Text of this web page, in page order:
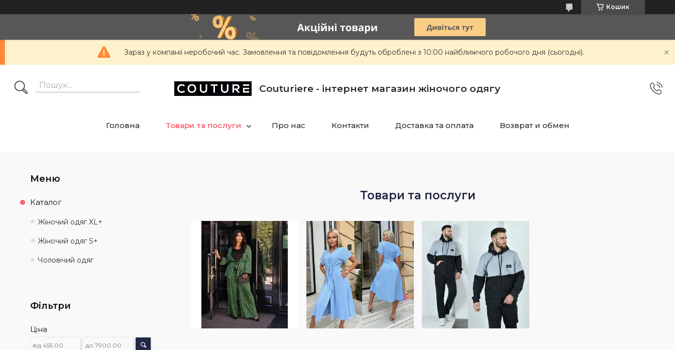
Кошик
Зараз у компанії неробочий час. Замовлення та повідомлення будуть оброблені з 10:00 найближчого робочого дня (сьогодні).
Сouturiere - інтернет магазин жіночого одягу
Головна Товари та послуги Про нас Контакти Доставка та оплата Возврат и обмен
Товари та послуги
Каталог
Жіночий одяг XL+
Жіночий одяг S+
Чоловічий одяг
Фільтри
Ціна